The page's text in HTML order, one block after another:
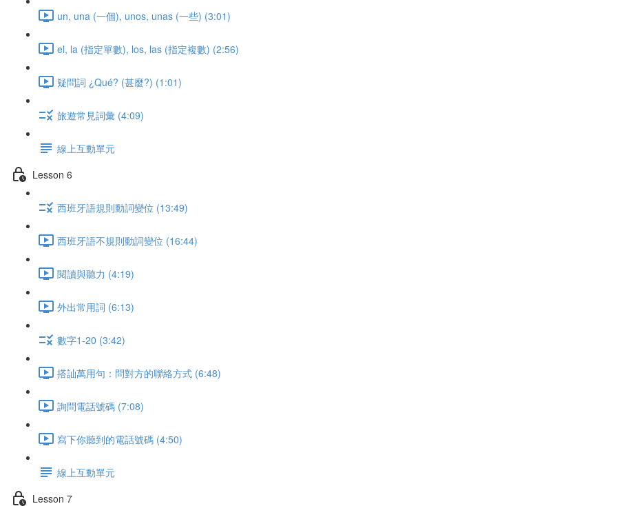
un, una (一個), unos, unas (一些) (3:01)
el, la (指定單數), los, las (指定複數) (2:56)
疑問詞 ¿Qué? (甚麼?) (1:01)
旅遊常見詞彙 (4:09)
線上互動單元
Lesson 6
西班牙語規則動詞變位 (13:49)
西班牙語不規則動詞變位 (16:44)
閱讀與聽力 (4:19)
外出常用詞 (6:13)
數字1-20 (3:42)
搭訕萬用句：問對方的聯絡方式 (6:48)
詢問電話號碼 (7:08)
寫下你聽到的電話號碼 (4:50)
線上互動單元
Lesson 7